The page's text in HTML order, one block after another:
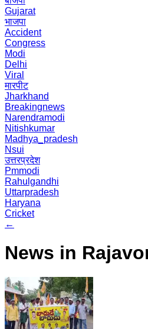
Gujarat
भाजपा
Accident
Congress
Modi
Delhi
Viral
मारपीट
Jharkhand
Breakingnews
Narendramodi
Nitishkumar
Madhya_pradesh
Nsui
उत्तरप्रदेश
Pmmodi
Rahulgandhi
Uttarpradesh
Haryana
Cricket
←
News in